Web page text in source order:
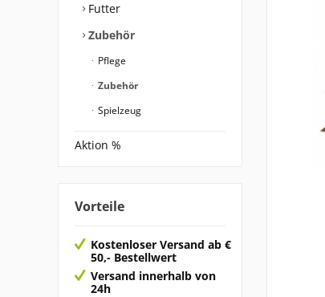
Futter
Zubehör
Pflege
Zubehör
Spielzeug
Aktion %
Vorteile
Kostenloser Versand ab €
50,- Bestellwert
Versand innerhalb von
24h